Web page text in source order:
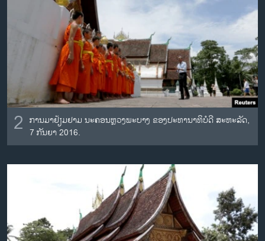
2 ການມາຢ້ຽມຢາມ ນະຄອນຫຼວງພະບາງ ຂອງປະທານາທິບໍດີ ສະຫະລັດ,
7 ກັນຍາ 2016.